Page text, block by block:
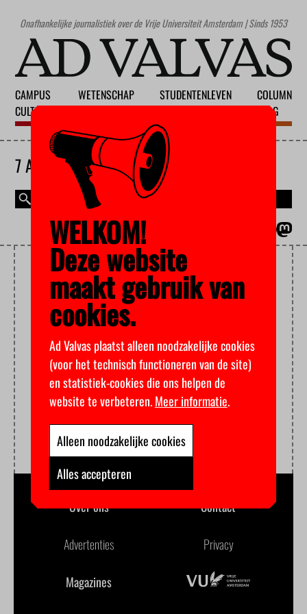
Onafhankelijke journalistiek over de Vrije Universiteit Amsterdam | Sinds 1953
CAMPUS
CULTUUR
WETENSCHAP
STUDENTENLEVEN
COLUMN
BLOG
7 AUGUSTUS 2026
AIRBNB
Over ons Contact
Advertenties Privacy
Magazines
WELKOM!
Deze website
maakt gebruik van
cookies.
Ad Valvas plaatst alleen noodzakelijke cookies
(voor het technisch functioneren van de site)
en statistiek-cookies die ons helpen de
website te verbeteren.Meer informatie.
Alleen noodzakelijke cookies
Alles accepteren